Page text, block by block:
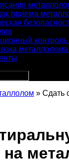
приема
» Сдать